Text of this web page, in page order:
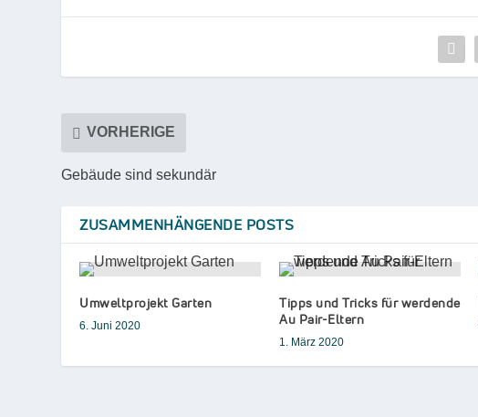
VORHERIGE
Gebäude sind sekundär
ZUSAMMENHÄNGENDE POSTS
Umweltprojekt Garten
6. Juni 2020
Tipps und Tricks für werdende
Au Pair-Eltern
1. März 2020